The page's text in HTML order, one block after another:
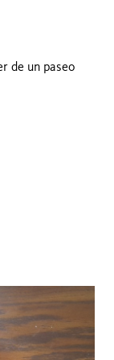
de un paseo